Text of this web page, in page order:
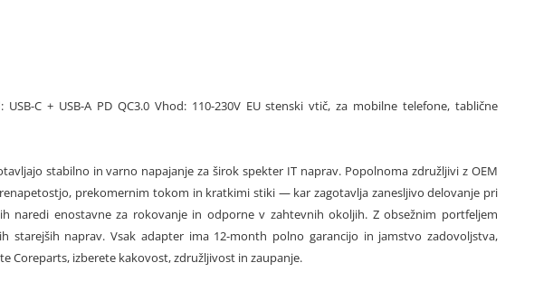
C + USB-A PD QC3.0 Vhod: 110-230V EU stenski vtič, za mobilne telefone, tablične
stabilno in varno napajanje za širok spekter IT naprav. Popolnoma združljivi z OEM
prekomernim tokom in kratkimi stiki — kar zagotavlja zanesljivo delovanje pri
naredi enostavne za rokovanje in odporne v zahtevnih okoljih. Z obsežnim portfeljem
naprav. Vsak adapter ima 12-month polno garancijo in jamstvo zadovoljstva,
Coreparts, izberete kakovost, združljivost in zaupanje.